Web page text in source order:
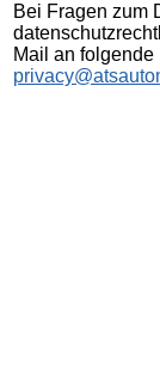
Bei Fragen zum
Mail an